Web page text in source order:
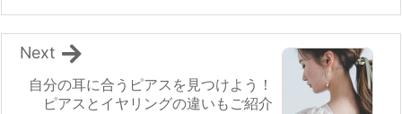
自分の耳に合うピアスを見つけよう！
ピアスとイヤリングの違いもご紹介
Next